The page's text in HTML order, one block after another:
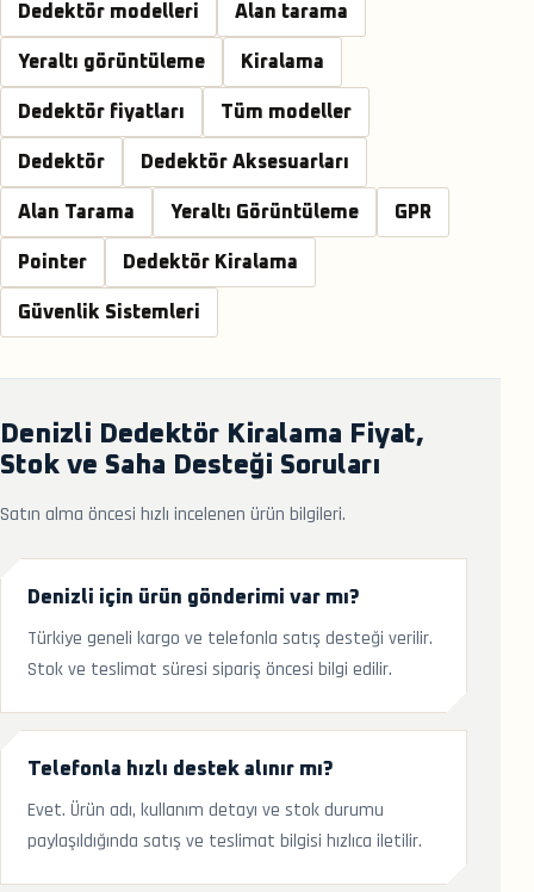
Dedektör modelleri Alan tarama
Yeraltı görüntüleme Kiralama
Dedektör fiyatları Tüm modeller
Dedektör Dedektör Aksesuarları
Alan Tarama Yeraltı Görüntüleme GPR
Pointer Dedektör Kiralama
Güvenlik Sistemleri
Denizli Dedektör Kiralama Fiyat,
Stok ve Saha Desteği Soruları
Satın alma öncesi hızlı incelenen ürün bilgileri.
Denizli için ürün gönderimi var mı?
Türkiye geneli kargo ve telefonla satış desteği verilir.
Stok ve teslimat süresi sipariş öncesi bilgi edilir.
Telefonla hızlı destek alınır mı?
Evet. Ürün adı, kullanım detayı ve stok durumu
paylaşıldığında satış ve teslimat bilgisi hızlıca iletilir.